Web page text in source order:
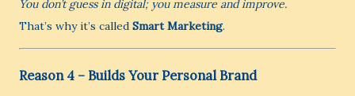
You don’t guess in digital; you measure and improve.
That’s why it’s called Smart Marketing.
Reason 4 – Builds Your Personal Brand